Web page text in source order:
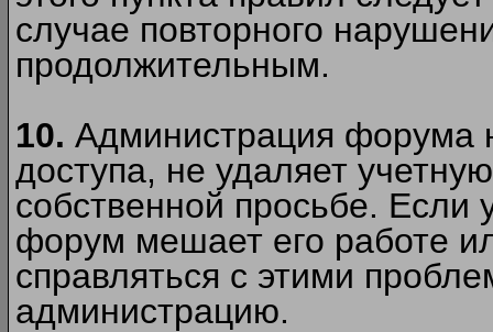
случае повторного
продолжительным.
10. Администрация форума
доступа, не удаляет
собственной просьбе. Если
форум мешает его работе
справляться с этими
администрацию.